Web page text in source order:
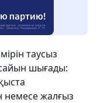
таусыз
шығады:
немесе жалғыз